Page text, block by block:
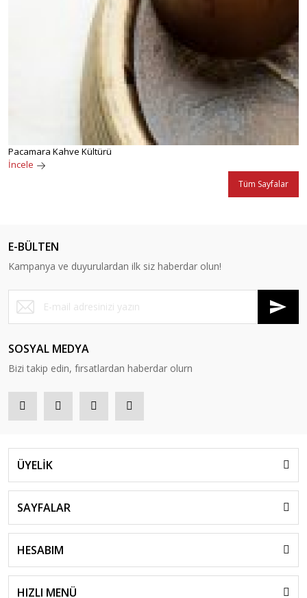
Pacamara Kahve Kültürü
İncele
Tüm Sayfalar
E-BÜLTEN
Kampanya ve duyurulardan ilk siz haberdar olun!
SOSYAL MEDYA
Bizi takip edin, fırsatlardan haberdar olurn
ÜYELİK
SAYFALAR
HESABIM
HIZLI MENÜ